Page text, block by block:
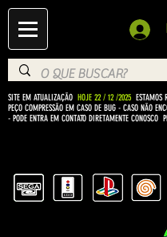
SITE EM ATUALIZAÇÃO HOJE 22 / 12 /2025 ESTAMOS
PEÇO COMPRESSÃO EM CASO DE BUG - CASO NÃO
- PODE ENTRA EM CONTATO DIRETAMENTE CONOSCO